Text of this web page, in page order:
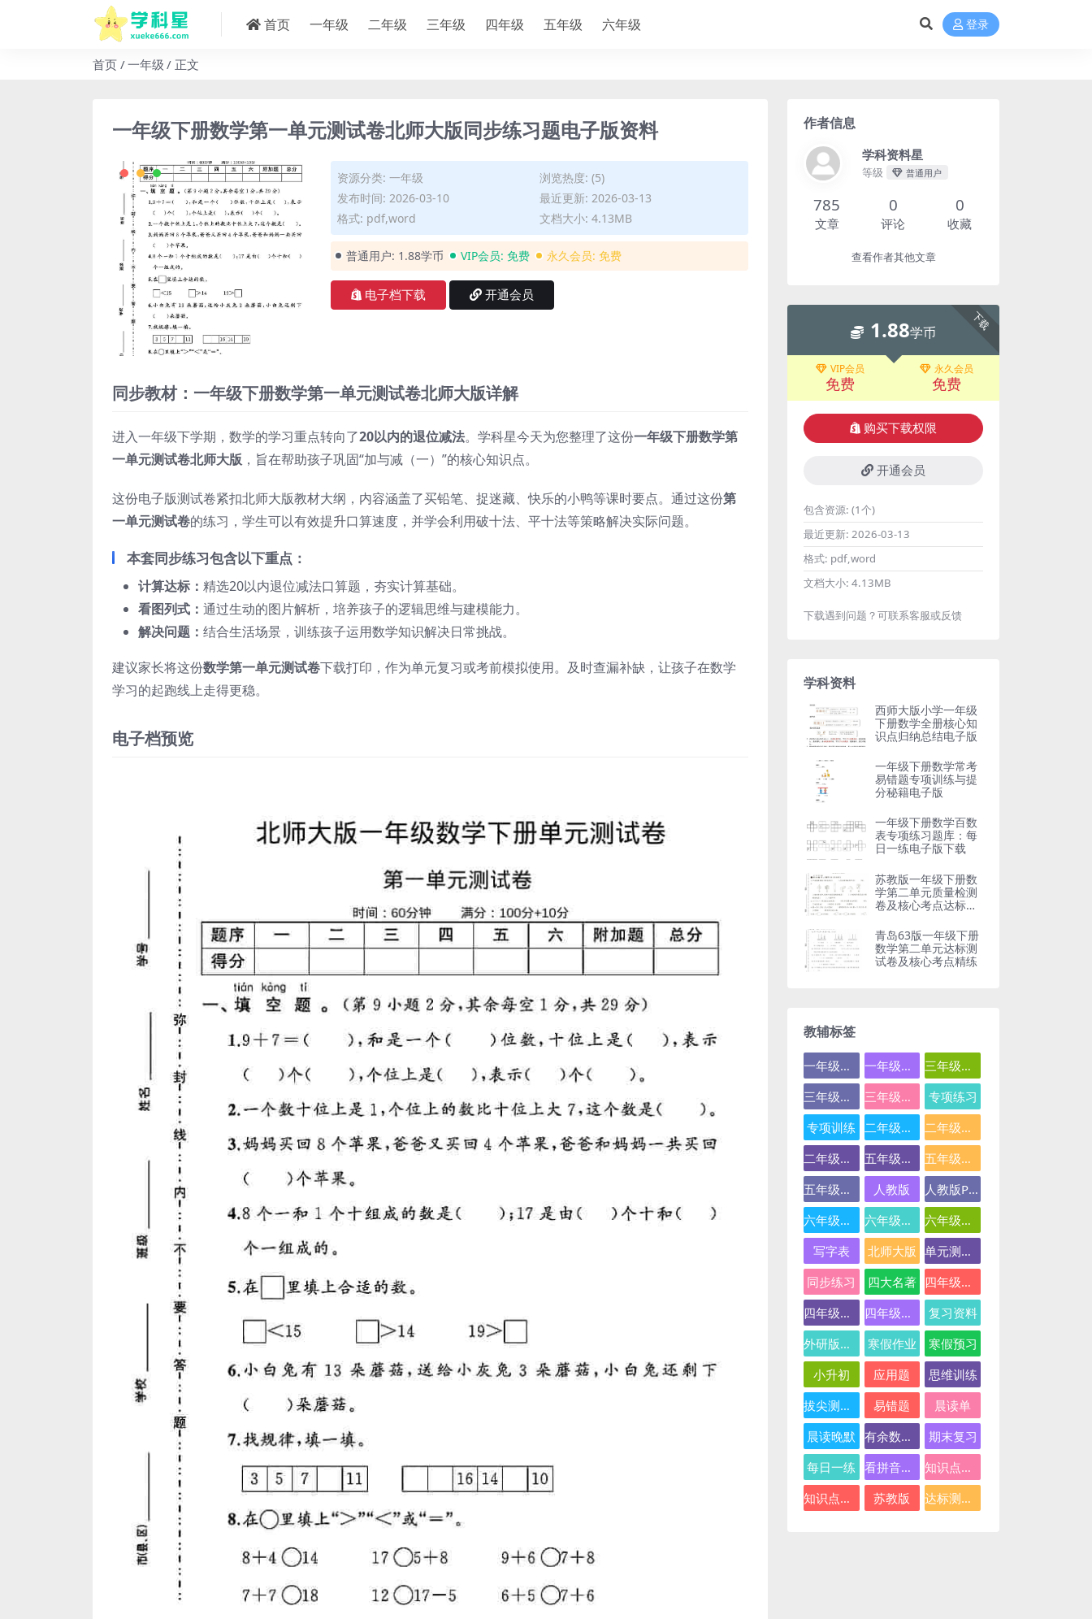
首页 一年级 二年级 三年级 四年级 五年级 六年级 登录
首页 一年级 正文
一年级下册数学第一单元测试卷北师大版同步练习题电子版资料
资源分类: 一年级
浏览热度: (5)
发布时间: 2026-03-10
最近更新: 2026-03-13
格式: pdf,word
文档大小: 4.13MB
普通用户: 1.88学币 VIP会员: 免费 永久会员: 免费
电子档下载 开通会员
同步教材：一年级下册数学第一单元测试卷北师大版详解
进入一年级下学期，数学的学习重点转向了20以内的退位减法。学科星今天为您整理了这份一年级下册数学第
一单元测试卷北师大版 ，旨在帮助孩子巩固“加与减（一）”的核心知识点。
这份电子版测试卷紧扣北师大版教材大纲，内容涵盖了买铅笔、捉迷藏、快乐的小鸭等课时要点。通过这份第
一单元测试卷的练习，学生可以有效提升口算速度，并学会利用破十法、平十法等策略解决实际问题。
本套同步练习包含以下重点：
计算达标： 精选20以内退位减法口算题，夯实计算基础。
看图列式： 通过生动的图片解析，培养孩子的逻辑思维与建模能力。
解决问题： 结合生活场景，训练孩子运用数学知识解决日常挑战。
建议家长将这份数学第一单元测试卷下载打印，作为单元复习或考前模拟使用。及时查漏补缺，让孩子在数学
学习的起跑线上走得更稳。
电子档预览
作者信息
学科资料星
等级 普通用户
785
文章
0
评论
0
收藏
查看作者其他文章
下载
1.88学币
VIP会员
免费
永久会员
免费
购买下载权限
开通会员
包含资源: (1个)
最近更新: 2026-03-13
格式: pdf,word
文档大小: 4.13MB
下载遇到问题？可联系客服或反馈
学科资料
西师大版小学一年级
下册数学全册核心知
识点归纳总结电子版
一年级下册数学常考
易错题专项训练与提
分秘籍电子版
一年级下册数学百数
表专项练习题库：每
日一练电子版下载
苏教版一年级下册数
学第二单元质量检测
卷及核心考点达标测
青岛63版一年级下册
数学第二单元达标测
试卷及核心考点精练
教辅标签
一年级数学 一年级语文
三年级数学
三年级英语
三年级语文
专项练习
专项训练
二年级下册数学
二年级数学
二年级语文
五年级数学
五年级英语
五年级语文
人教版
人教版PEP
六年级数学
六年级英语
六年级语文
写字表
北师大版
单元测试卷
同步练习
四大名著
四年级下册语文
四年级数学
四年级语文
复习资料
外研版三起点
寒假作业
寒假预习
小升初
应用题
思维训练
拔尖测试卷
易错题
晨读单
晨读晚默
有余数的除法
期末复习
每日一练
看拼音写词语
知识点总结
知识点汇总
苏教版 达标测试卷